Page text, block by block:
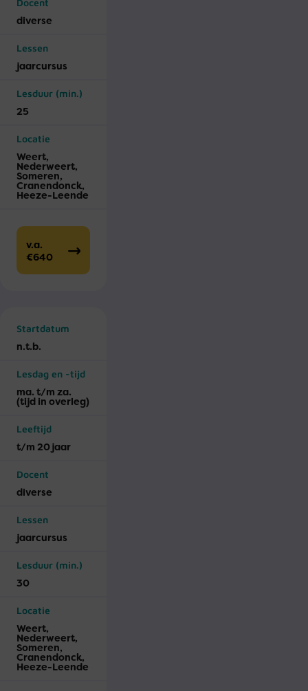
diverse
Lessen
jaar­cursus
Lesduur (min.)
25
Locatie
Weert,
Nederweert,
Someren,
Cranendonck,
Heeze-Leende
v.a.
€640
Startdatum
n.t.b.
Lesdag en -tijd
ma. t/m za.
(tijd in overleg)
Leeftijd
t/m 20 jaar
Docent
diverse
Lessen
jaar­cursus
Lesduur (min.)
30
Locatie
Weert,
Nederweert,
Someren,
Cranendonck,
Heeze-Leende